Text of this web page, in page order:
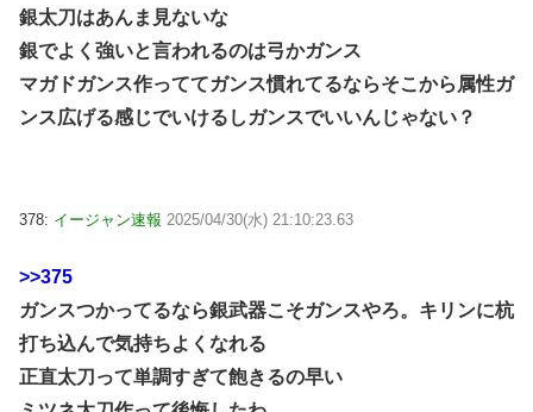
銀太刀はあんま見ないな
銀でよく強いと言われるのは弓かガンス
マガドガンス作っててガンス慣れてるならそこから属性ガ
ンス広げる感じでいけるしガンスでいいんじゃない？
378: イージャン速報 2025/04/30(水) 21:10:23.63
>>375
ガンスつかってるなら銀武器こそガンスやろ。キリンに杭
打ち込んで気持ちよくなれる
正直太刀って単調すぎて飽きるの早い